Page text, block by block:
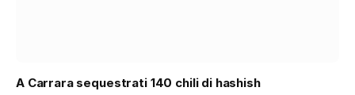
A Carrara sequestrati 140 chili di hashish